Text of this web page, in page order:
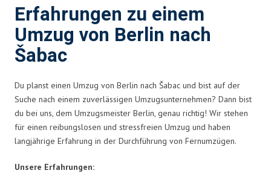
Erfahrungen zu einem
Umzug von Berlin nach
Šabac
Du planst einen Umzug von Berlin nach Šabac und bist auf der
Suche nach einem zuverlässigen Umzugsunternehmen? Dann bist
du bei uns, dem Umzugsmeister Berlin, genau richtig! Wir stehen
für einen reibungslosen und stressfreien Umzug und haben
langjährige Erfahrung in der Durchführung von Fernumzügen.
Unsere Erfahrungen: